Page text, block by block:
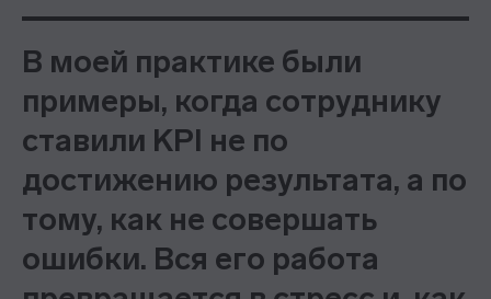
В моей практике были
примеры, когда сотруднику
ставили KPI не по
достижению результата, а по
тому, как не совершать
ошибки. Вся его работа